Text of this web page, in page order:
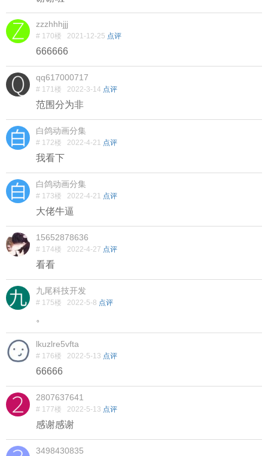
zzzhhhjjj
# 170楼 2021-12-25 点评
666666
qq617000717
# 171楼 2022-3-14 点评
范围分为非
白鸽动画分集
# 172楼 2022-4-21 点评
我看下
白鸽动画分集
# 173楼 2022-4-21 点评
大佬牛逼
15652878636
# 174楼 2022-4-27 点评
看看
九尾科技开发
# 175楼 2022-5-8 点评
。
lkuzlre5vfta
# 176楼 2022-5-13 点评
66666
2807637641
# 177楼 2022-5-13 点评
感谢感谢
3498430835